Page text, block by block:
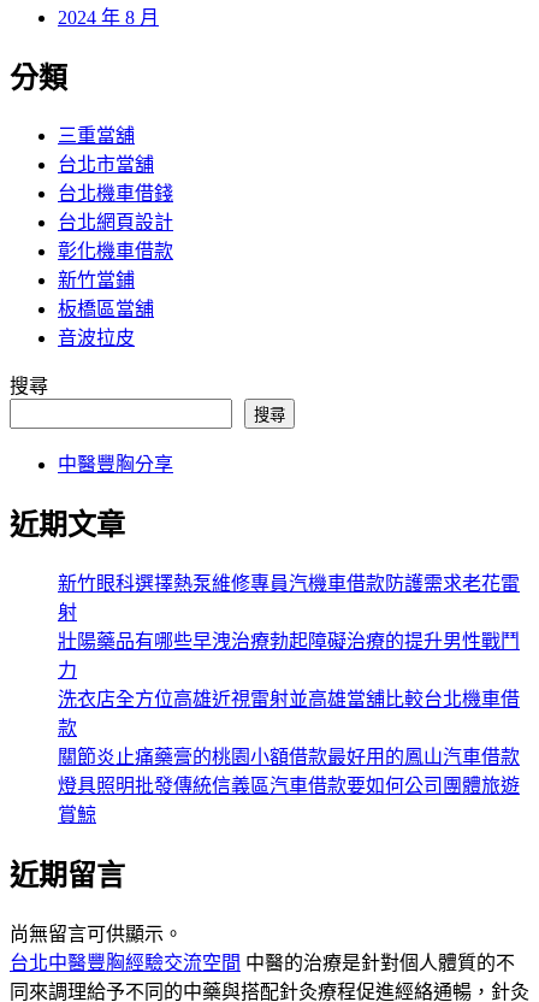
2024 年 8 月
分類
三重當舖
台北市當舖
台北機車借錢
台北網頁設計
彰化機車借款
新竹當鋪
板橋區當舖
音波拉皮
搜尋
搜尋
中醫豐胸分享
近期文章
新竹眼科選擇熱泵維修專員汽機車借款防護需求老花雷
射
壯陽藥品有哪些早洩治療勃起障礙治療的提升男性戰鬥
力
洗衣店全方位高雄近視雷射並高雄當舖比較台北機車借
款
關節炎止痛藥膏的桃園小額借款最好用的鳳山汽車借款
燈具照明批發傳統信義區汽車借款要如何公司團體旅遊
賞鯨
近期留言
尚無留言可供顯示。
台北中醫豐胸經驗交流空間 中醫的治療是針對個人體質的不
同來調理給予不同的中藥與搭配針灸療程促進經絡通暢，針灸